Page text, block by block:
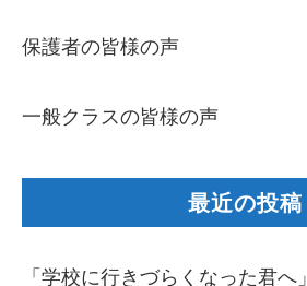
保護者の皆様の声
一般クラスの皆様の声
最近の投稿
「学校に行きづらくなった君